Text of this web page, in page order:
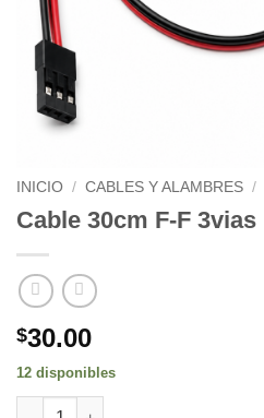
INICIO / CABLES Y ALAMBRES /
Cable 30cm F-F 3vias
$30.00
12 disponibles
Cable 30cm F-F 3vias cantidad